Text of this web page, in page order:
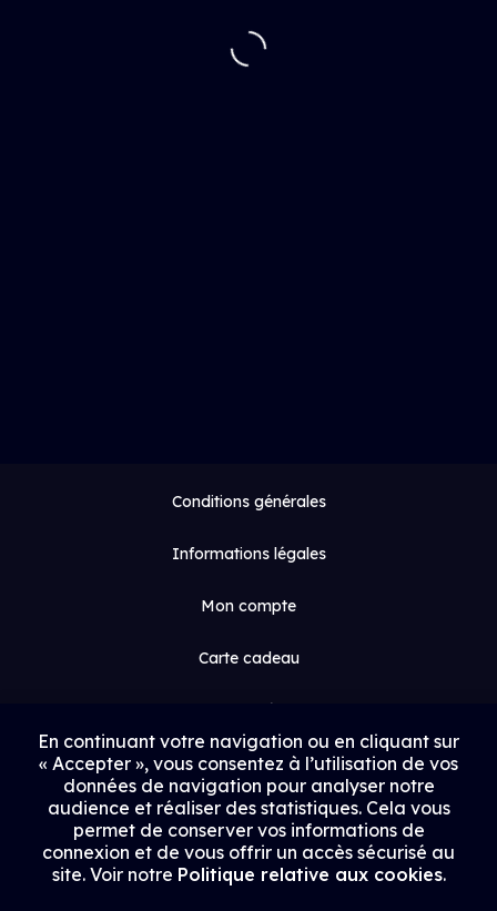
Conditions générales
Informations légales
Mon compte
Carte cadeau
Espace médias
Contact
Proposer un film
Rejoindre Uptrack
En continuant votre navigation ou en cliquant sur
« Accepter », vous consentez à l’utilisation de vos
données de navigation pour analyser notre
audience et réaliser des statistiques. Cela vous
permet de conserver vos informations de
connexion et de vous offrir un accès sécurisé au
site. Voir notre Politique relative aux cookies.